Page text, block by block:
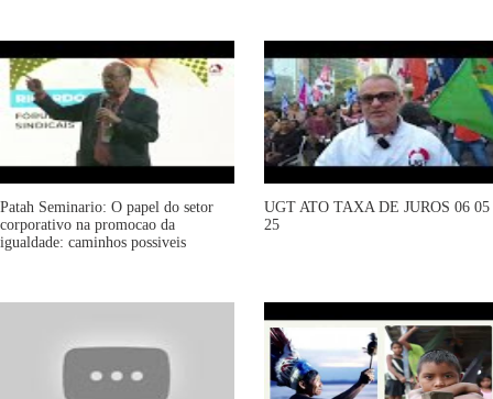
Patah Seminario: O papel do setor
corporativo na promocao da
igualdade: caminhos possiveis
UGT ATO TAXA DE JUROS 06 05
25